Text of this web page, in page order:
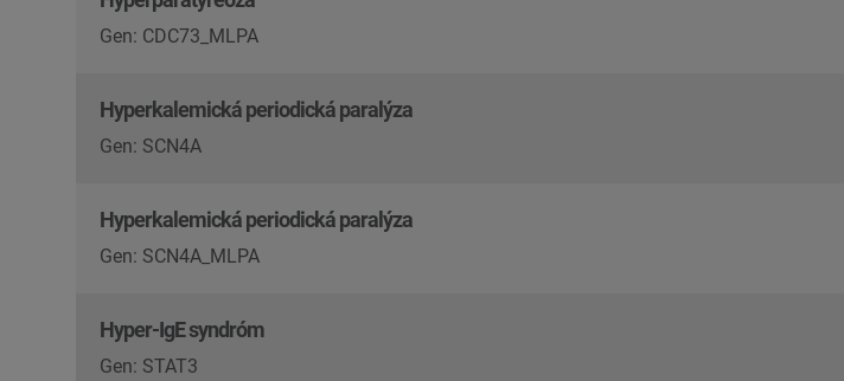
Gen: CDC73_MLPA
Hyperkalemická periodická paralýza
Gen: SCN4A
Hyperkalemická periodická paralýza
Gen: SCN4A_MLPA
Hyper-IgE syndróm
Gen: STAT3